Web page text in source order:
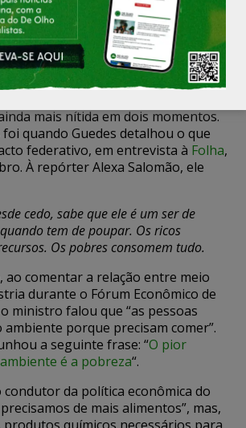
é a pobreza (Foto: Alan Santos/PR)
mais nítida em dois momentos.
quando Guedes detalhou o que
federativo, em entrevista à Folha,
À repórter Alexa Salomão, ele
cedo, sabe que ele é um ser de
tem de poupar. Os ricos
Os pobres consomem tudo.
ao comentar a relação entre meio
durante o Fórum Econômico de
ministro falou que “as pessoas
porque precisam comer”.
a seguinte frase: “O pior
é a pobreza“.
condutor da política econômica do
de mais alimentos”, mas,